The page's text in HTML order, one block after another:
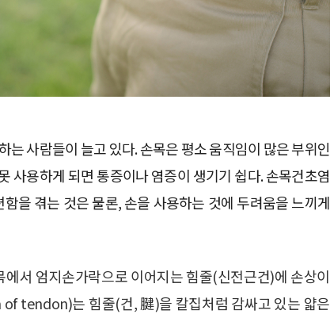
사람들이 늘고 있다. 손목은 평소 움직임이 많은 부위인
사용하게 되면 통증이나 염증이 생기기 쉽다. 손목건초염
을 겪는 것은 물론, 손을 사용하는 것에 두려움을 느끼게
서 엄지손가락으로 이어지는 힘줄(신전근건)에 손상이
tendon)는 힘줄(건, 腱)을 칼집처럼 감싸고 있는 얇은